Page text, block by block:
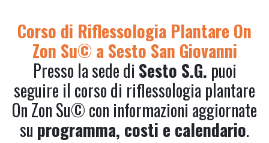
Corso di Riflessologia Plantare On
Zon Su© a Sesto San Giovanni
Presso la sede di Sesto S.G. puoi
seguire il corso di riflessologia plantare
On Zon Su© con informazioni aggiornate
su programma, costi e calendario.